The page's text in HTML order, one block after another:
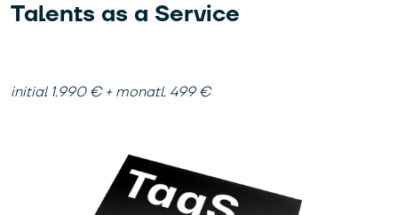
Talents as a Service
initial 1.990 € + monatl. 499 €